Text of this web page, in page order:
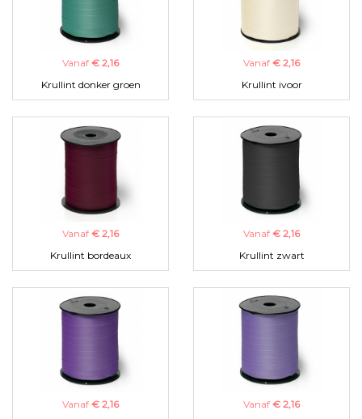
Vanaf € 2,16
Krullint donker groen
Vanaf € 2,16
Krullint ivoor
Vanaf € 2,16
Krullint bordeaux
Vanaf € 2,16
Krullint zwart
Vanaf € 2,16
Vanaf € 2,16